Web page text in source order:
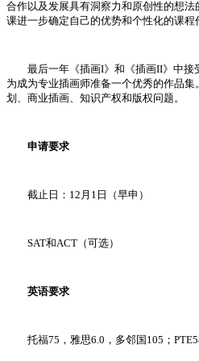
合作以及发展具有洞察力和原创性的想
课进一步确定自己的优势和个性化的课程
最后一年《插画I》和《插画II》中接
为成为专业插画师准备一个优秀的作品
划、商业插画、知识产权和版权问题。
申请要求
截止日：12月1日（早申）
SAT和ACT（可选）
英语要求
托福75，雅思6.0，多邻国105；